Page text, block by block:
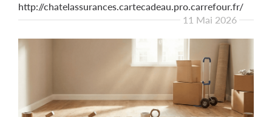
http://chatelassurances.cartecadeau.pro.carrefour.fr/
11 Mai 2026